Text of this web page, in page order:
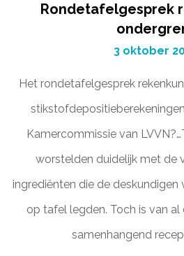
Rondetafelgesprek
3 oktober
Het rondetafelgesprek
Kamercommissie van
worstelden duidelijk met de
ingrediënten die de
op tafel legden. Toch is van al
samenhangend